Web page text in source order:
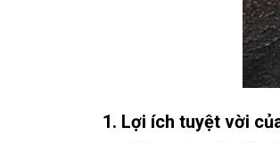
1. Lợi ích tuyệt vời